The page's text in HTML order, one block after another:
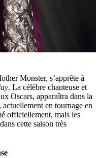
Monster, s’apprête à
. La célèbre chanteuse et
Oscars, apparaîtra dans la
en tournage en
officiellement, mais les
cette saison très